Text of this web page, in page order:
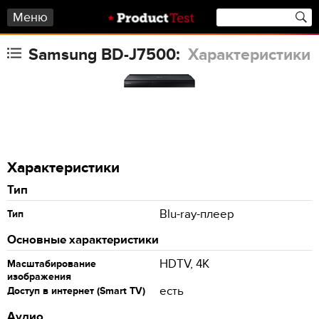
Меню
Samsung BD-J7500: Характеристики
Характеристики
Тип
Тип
Blu-ray-плеер
Основные характеристики
Масштабирование
изображения
HDTV, 4K
Доступ в интернет (Smart TV)
есть